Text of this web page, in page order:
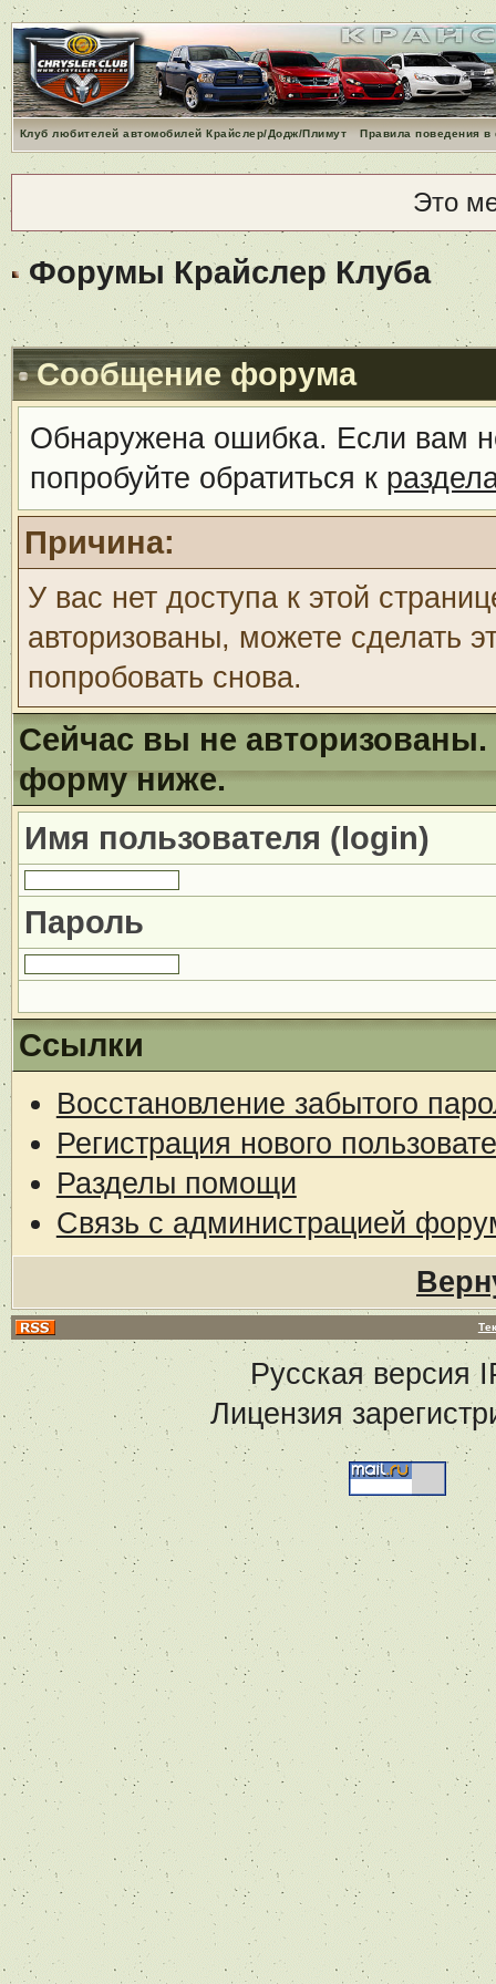
Клуб любителей автомобилей Крайслер/Додж/Плимут Правила поведения
Это
Форумы Крайслер Клуба
Сообщение форума
Обнаружена ошибка. Если вам
попробуйте обратиться к
Причина:
У вас нет доступа к этой
авторизованы, можете сделать
попробовать снова.
Сейчас вы не авторизованы.
форму ниже.
Имя пользователя (login)
Пароль
Ссылки
Восстановление забытого
Регистрация нового
Разделы помощи
Связь с администрацией
Русская версия
Лицензия